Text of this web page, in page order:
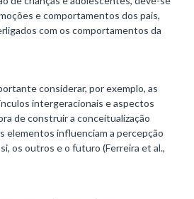
e comportamentos dos pais,
com os comportamentos da
considerar, por exemplo, as
intergeracionais e aspectos
de construir a conceitualização
elementos influenciam a percepção
os outros e o futuro (Ferreira et al.,